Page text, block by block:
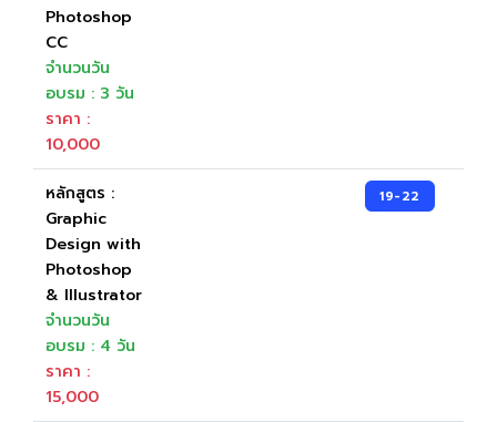
Photoshop
CC
จำนวนวัน
อบรม : 3 วัน
ราคา :
10,000
หลักสูตร :
Graphic
Design with
Photoshop
& Illustrator
จำนวนวัน
อบรม : 4 วัน
ราคา :
15,000
19-22